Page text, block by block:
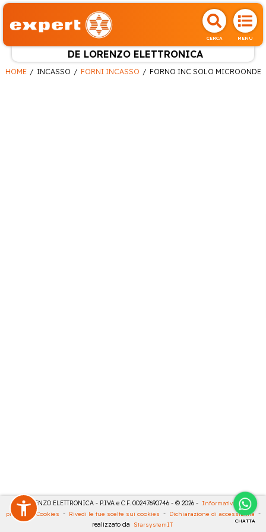
CERCA MENU
DE LORENZO ELETTRONICA
CHATTA
HOME INCASSO FORNI INCASSO FORNO INC SOLO MICROONDE
DE LORENZO ELETTRONICA - P.IVA e C.F. 00247690746 - © 2026 - Informativa sulla
privacy
Cookies - Rivedi le tue scelte sui cookies - Dichiarazione di accessibilità -
realizzato da StarsystemIT